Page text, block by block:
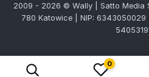
2009 - 2026 © Wally | Satto Media
780 Katowice | NIP: 6343050029
0